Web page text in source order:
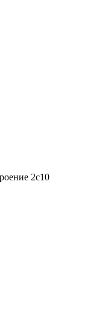
2с10